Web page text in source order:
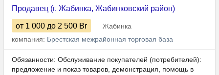
Продавец (г. Жабинка, Жабинковский район)
от 1 000 до 2 500 Br
Жабинка
компания: Брестская межрайонная торговая база
Обязанности: Обслуживание покупателей (потребителей):
предложение и показ товаров, демонстрация, помощь в